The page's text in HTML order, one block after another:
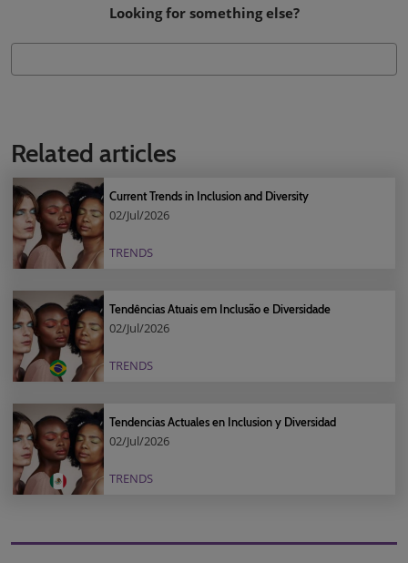
Looking for something else?
Related articles
Current Trends in Inclusion and Diversity
02/Jul/2026
TRENDS
Tendências Atuais em Inclusão e Diversidade
02/Jul/2026
TRENDS
Tendencias Actuales en Inclusion y Diversidad
02/Jul/2026
TRENDS